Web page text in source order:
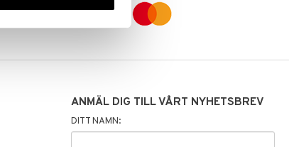
ANMÄL DIG TILL VÅRT NYHETSBREV
DITT NAMN: